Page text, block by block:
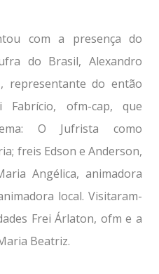
com a presença do
do Brasil, Alexandro
representante do então
Fabrício, ofm-cap, que
O Jufrista como
freis Edson e Anderson,
Angélica, animadora
local. Visitaram-
Frei Árlaton, ofm e a
Beatriz.